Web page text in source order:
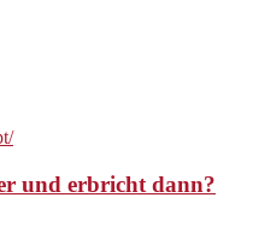
und erbricht dann?